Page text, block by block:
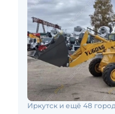
Иркутск и ещё 48